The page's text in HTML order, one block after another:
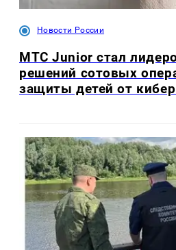
Новости России
МТС Junior стал
решений сотовых
защиты детей от